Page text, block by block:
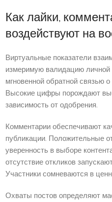
Как лайки,
воздействуют на
Виртуальные показатели
измеримую валидацию личной
мгновенной обратной связью
Высокие цифры порождают
зависимость от одобрения.
Комментарии обеспечивают
публикации. Положительные
уверенность в выборе
отсутствие откликов
Участники сомневаются в
Охваты постов определяют